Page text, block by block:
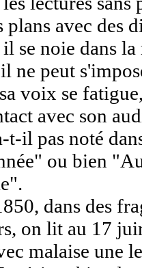
plans avec des
se noie dans la
ne peut
voix se
avec son
t-il pas noté
ou bien
dans des
on lit au 17
malaise une